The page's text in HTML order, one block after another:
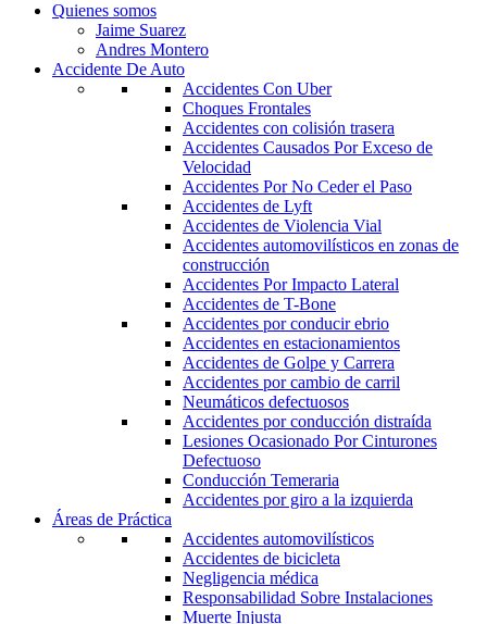
Quienes somos
Jaime Suarez
Andres Montero
Accidente De Auto
Accidentes Con Uber
Choques Frontales
Accidentes con colisión trasera
Accidentes Causados Por Exceso de
Velocidad
Accidentes Por No Ceder el Paso
Accidentes de Lyft
Accidentes de Violencia Vial
Accidentes automovilísticos en zonas de
construcción
Accidentes Por Impacto Lateral
Accidentes de T-Bone
Accidentes por conducir ebrio
Accidentes en estacionamientos
Accidentes de Golpe y Carrera
Accidentes por cambio de carril
Neumáticos defectuosos
Accidentes por conducción distraída
Lesiones Ocasionado Por Cinturones
Defectuoso
Conducción Temeraria
Accidentes por giro a la izquierda
Áreas de Práctica
Accidentes automovilísticos
Accidentes de bicicleta
Negligencia médica
Responsabilidad Sobre Instalaciones
Muerte Injusta